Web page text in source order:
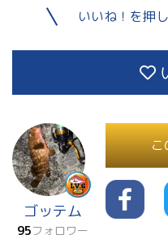
いいね！を押
ゴッテム
95フォロワー
こ